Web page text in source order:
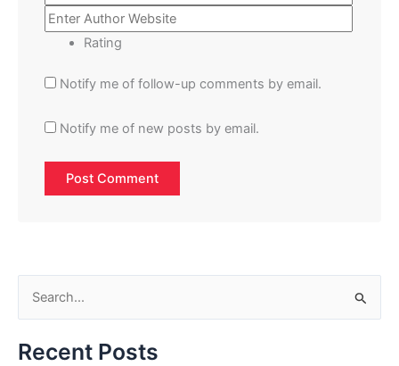
Rating
Notify me of follow-up comments by email.
Notify me of new posts by email.
a
Recent Posts